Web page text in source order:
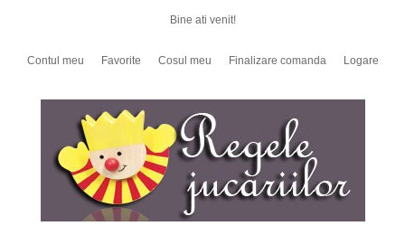
Bine ati venit!
Contul meu Favorite Cosul meu Finalizare comanda Logare